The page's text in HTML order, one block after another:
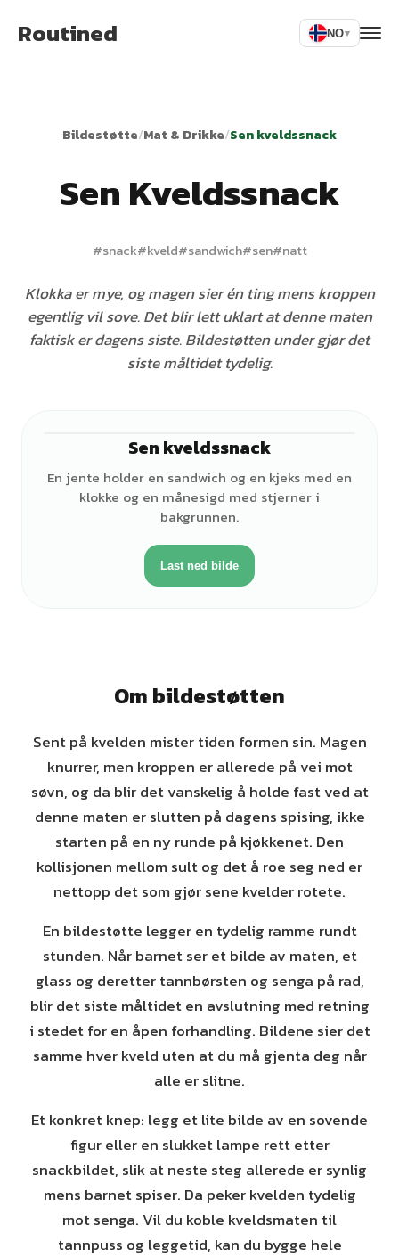
Routined NO▾
Bildestøtte/Mat & Drikke/Sen kveldssnack
Sen Kveldssnack
#snack#kveld#sandwich#sen#natt
Klokka er mye, og magen sier én ting mens kroppen
egentlig vil sove. Det blir lett uklart at denne maten
faktisk er dagens siste. Bildestøtten under gjør det
siste måltidet tydelig.
Sen kveldssnack
En jente holder en sandwich og en kjeks med en
klokke og en månesigd med stjerner i
bakgrunnen.
Last ned bilde
Om bildestøtten
Sent på kvelden mister tiden formen sin. Magen
knurrer, men kroppen er allerede på vei mot
søvn, og da blir det vanskelig å holde fast ved at
denne maten er slutten på dagens spising, ikke
starten på en ny runde på kjøkkenet. Den
kollisjonen mellom sult og det å roe seg ned er
nettopp det som gjør sene kvelder rotete.
En bildestøtte legger en tydelig ramme rundt
stunden. Når barnet ser et bilde av maten, et
glass og deretter tannbørsten og senga på rad,
blir det siste måltidet en avslutning med retning
i stedet for en åpen forhandling. Bildene sier det
samme hver kveld uten at du må gjenta deg når
alle er slitne.
Et konkret knep: legg et lite bilde av en sovende
figur eller en slukket lampe rett etter
snackbildet, slik at neste steg allerede er synlig
mens barnet spiser. Da peker kvelden tydelig
mot senga. Vil du koble kveldsmaten til
tannpuss og leggetid, kan du bygge hele